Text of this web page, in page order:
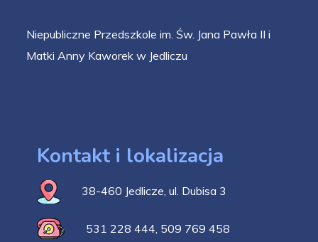
Niepubliczne Przedszkole im. Św. Jana Pawła II i
Matki Anny Kaworek w Jedliczu
Kontakt i lokalizacja
38-460 Jedlicze, ul. Dubisa 3
531 228 444, 509 769 458